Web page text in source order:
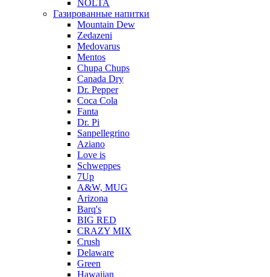
NOLTA
Газированные напитки
Mountain Dew
Zedazeni
Medovarus
Mentos
Chupa Chups
Canada Dry
Dr. Pepper
Coca Cola
Fanta
Dr. Pi
Sanpellegrino
Aziano
Love is
Schweppes
7Up
A&W, MUG
Arizona
Barq's
BIG RED
CRAZY MIX
Crush
Delaware
Green
Hawaiian